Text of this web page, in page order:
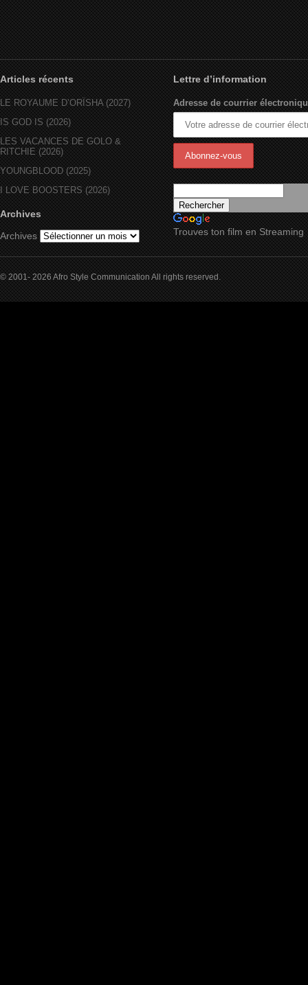
Articles récents
LE ROYAUME D’ORÏSHA (2027)
IS GOD IS (2026)
LES VACANCES DE GOLO &
RITCHIE (2026)
YOUNGBLOOD (2025)
I LOVE BOOSTERS (2026)
Archives
Archives
Lettre d’information
Adresse de courrier
Trouves ton film en Streaming
© 2001- 2026 Afro Style Communication All rights reserved.